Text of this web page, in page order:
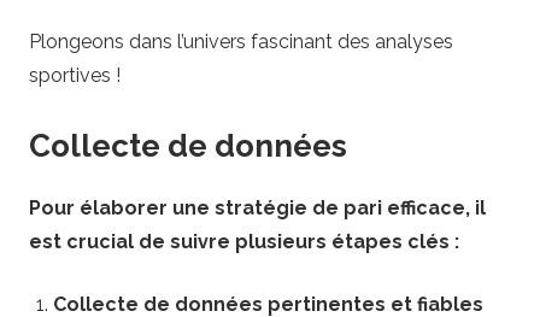
Plongeons dans l’univers fascinant des analyses
sportives !
Collecte de données
Pour élaborer une stratégie de pari efficace, il
est crucial de suivre plusieurs étapes clés :
Collecte de données pertinentes et fiables